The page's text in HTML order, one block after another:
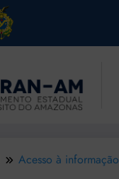
Acesso à informação